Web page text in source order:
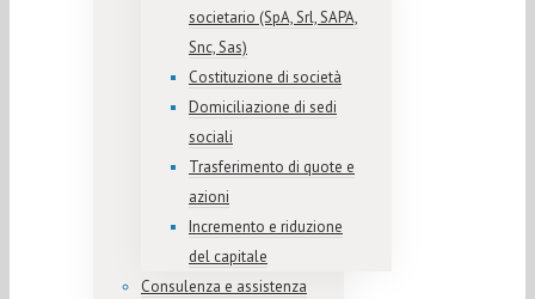
societario (SpA, Srl, SAPA,
Snc, Sas)
Costituzione di società
Domiciliazione di sedi
sociali
Trasferimento di quote e
azioni
Incremento e riduzione
del capitale
Consulenza e assistenza